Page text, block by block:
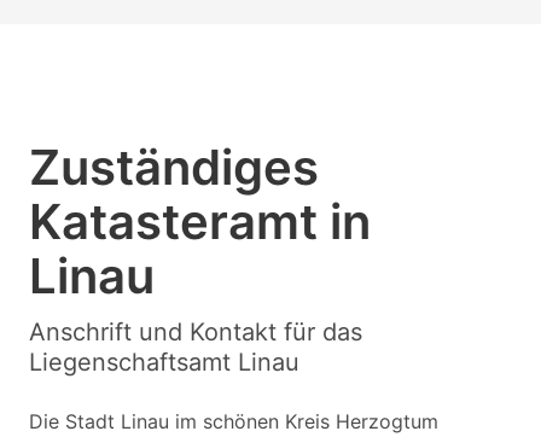
Zuständiges
Katasteramt in
Linau
Anschrift und Kontakt für das
Liegenschaftsamt Linau
Die Stadt Linau im schönen Kreis Herzogtum